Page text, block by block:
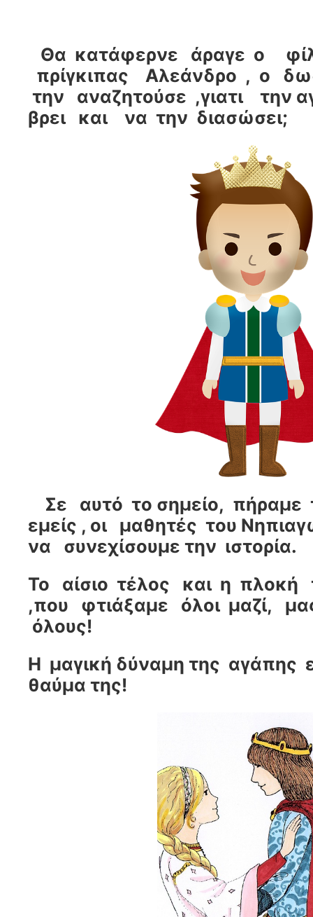
Θα κατάφερνε άραγε ο
πρίγκιπας Αλεάνδρο , ο
την αναζητούσε ,γιατι την
βρει και να την διασώσει;
Σε αυτό το σημείο, πήραμε
εμείς , οι μαθητές του
να συνεχίσουμε την ιστορία.
Το αίσιο τέλος και η πλοκή
,που φτιάξαμε όλοι μαζί,
όλους!
Η μαγική δύναμη της αγάπης
θαύμα της!